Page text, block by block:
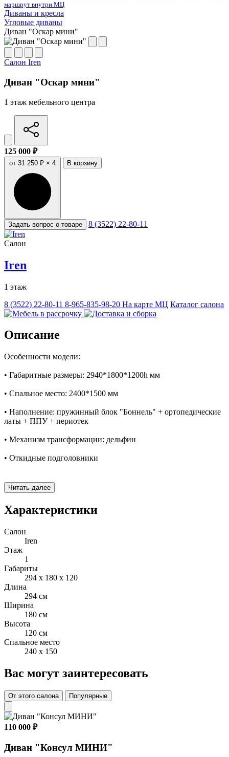
маршрут внутри МЦ
Диваны и кресла
Угловые диваны
Диван "Оскар мини"
Салон Iren
Диван "Оскар мини"
1 этаж мебельного центра
125 000 ₽
от 31 250 ₽ × 4 В корзину
Задать вопрос о товаре 8 (3522) 22-80-11
Салон
Iren
1 этаж
8 (3522) 22-80-11 8-965-835-98-20 На карте МЦ Каталог салона
Описание
Особенности модели:
• Габаритные размеры: 2940*1800*1200h мм
• Спальное место: 2400*1500 мм
• Наполнение: пружинный блок "Боннель" + ортопедические
латы + ППУ + периотек
• Механизм трансформации: дельфин
• Откидные подголовники
• Угол оттоманки: универсальный
Читать далее
Характеристики
Салон
Iren
Этаж
1
Габариты
294 x 180 x 120
Длина
294 см
Ширина
180 см
Высота
120 см
Спальное место
240 x 150
Вас могут заинтересовать
От этого салона Популярные
110 000 ₽
Диван "Консул МИНИ"